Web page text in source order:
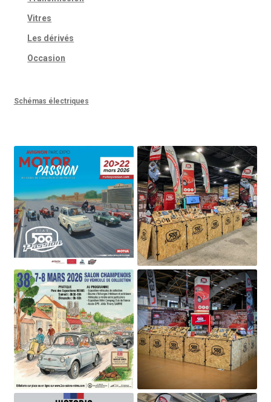
Vitres
Les dérivés
Occasion
Schémas électriques